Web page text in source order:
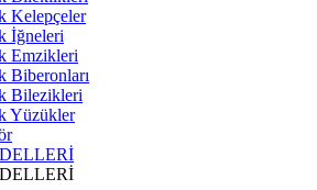
Kelepçeler
İğneleri
Emzikleri
Biberonları
Bilezikleri
Yüzükler